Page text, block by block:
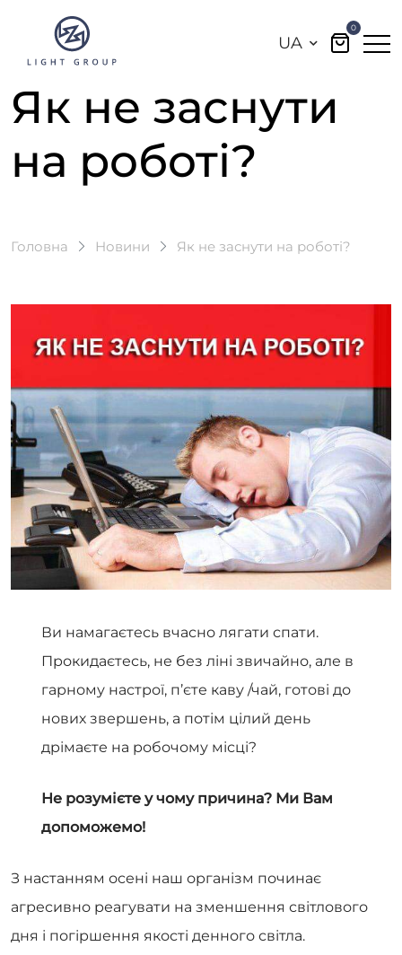
UA
0
Як не заснути
на роботі?
Головна Новини Як не заснути на роботі?
Ви намагаєтесь вчасно лягати спати.
Прокидаєтесь, не без ліні звичайно, але в
гарному настрої, п’єте каву /чай, готові до
нових звершень, а потім цілий день
дрімаєте на робочому місці?
Не розумієте у чому причина? Ми Вам
допоможемо!
З настанням осені наш організм починає
агресивно реагувати на зменшення світлового
дня і погіршення якості денного світла.